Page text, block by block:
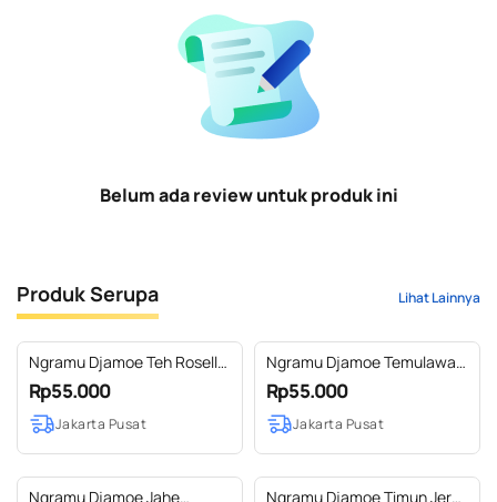
Belum ada review untuk produk ini
Produk Serupa Lihat Lainnya
Ngramu Djamoe Teh Rosella
Siap Minum
Rp55.000
Jakarta Pusat
Ngramu Djamoe Temulawak
Jamu Siap Minum
Rp55.000
Jakarta Pusat
Ngramu Djamoe Jahe
Ngramu Djamoe Timun Jeruk